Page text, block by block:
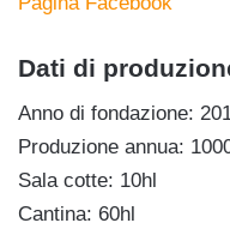
Dati di
Anno di fondazione:
Produzione annua:
Sala cotte: 10hl
Cantina: 60hl